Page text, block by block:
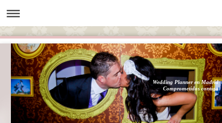
Wedding Planner en Madrid
Comprometidos contigo